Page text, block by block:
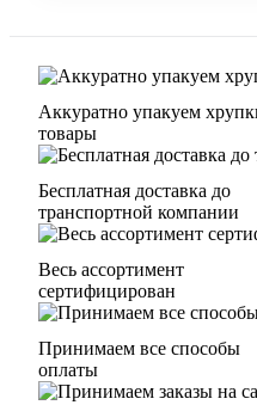
Аккуратно упакуем
товары
Бесплатная доставка до
транспортной компании
Весь ассортимент
сертифицирован
Принимаем все способы
оплаты